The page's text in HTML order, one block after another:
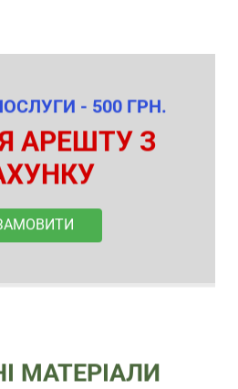
- 500 ГРН.
АРЕШТУ З
МАТЕРІАЛИ